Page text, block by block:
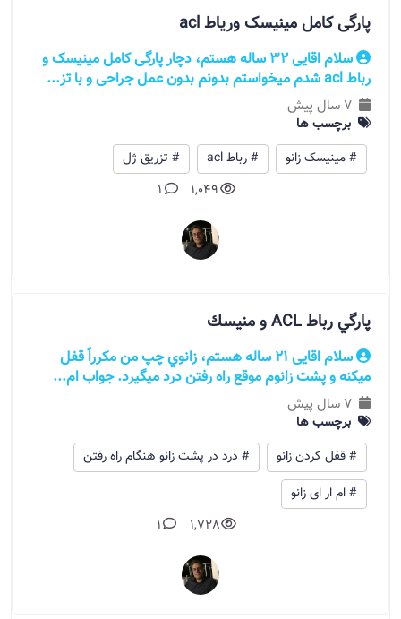
پارگی کامل مینیسک وریاط acl
سلام اقایی 32 ساله هستم، دچار پارگی کامل مینیسک و
رباط acl شدم میخواستم بدونم بدون عمل جراحی و با تز...
7 سال پیش
برچسب ها
# مینیسک زانو
# رباط acl
# تزریق ژل
1,049
1
پارگي رباط ACL و منيسك
سلام اقایی 21 ساله هستم، زانوي چپ من مكرراً قفل
ميكنه و پشت زانوم موقع راه رفتن درد ميگيرد. جواب ام...
7 سال پیش
برچسب ها
# قفل کردن زانو
# درد در پشت زانو هنگام راه رفتن
# ام ار ای زانو
1,728
1